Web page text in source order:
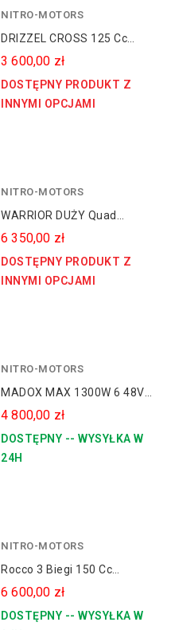
czarny
NITRO-MOTORS
DRIZZEL CROSS 125 Cc
17/14 Kick-Start Manual
3 600,00 zł
DOSTĘPNY PRODUKT Z
INNYMI OPCJAMI
niebieski
NITRO-MOTORS
WARRIOR DUŻY Quad
Elektryczny Koła 8 1500W
60V GRAFITI
6 350,00 zł
DOSTĘPNY PRODUKT Z
INNYMI OPCJAMI
NITRO-MOTORS
MADOX MAX 1300W 6 48V
Elektryczny Quad Dla
Dziecka
4 800,00 zł
DOSTĘPNY -- WYSYŁKA W
24H
czerwony
niebieski
zielony
NITRO-MOTORS
Rocco 3 Biegi 150 Cc
Spalinowy Quad 8" Platin
Line
6 600,00 zł
DOSTĘPNY -- WYSYŁKA W